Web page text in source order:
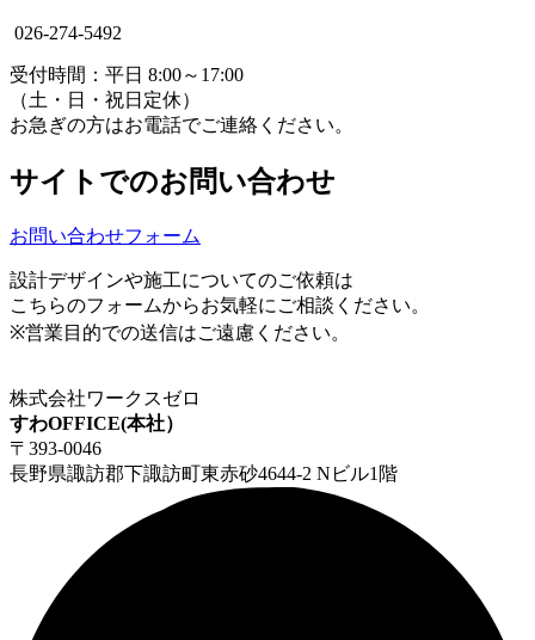
026-274-5492
受付時間：平日 8:00～17:00
（土・日・祝日定休）
お急ぎの方はお電話でご連絡ください。
サイトでのお問い合わせ
お問い合わせフォーム
設計デザインや施工についてのご依頼は
こちらのフォームからお気軽にご相談ください。
※営業目的での送信はご遠慮ください。
株式会社ワークスゼロ
すわOFFICE(本社）
〒393-0046
長野県諏訪郡下諏訪町東赤砂4644-2 Nビル1階